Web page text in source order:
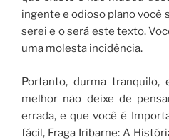
ingente e odioso plano você
serei e o será este texto.
uma molesta incidência.
Portanto, durma
melhor não deixe de
errada, e que você é
fácil, Fraga Iribarne: A